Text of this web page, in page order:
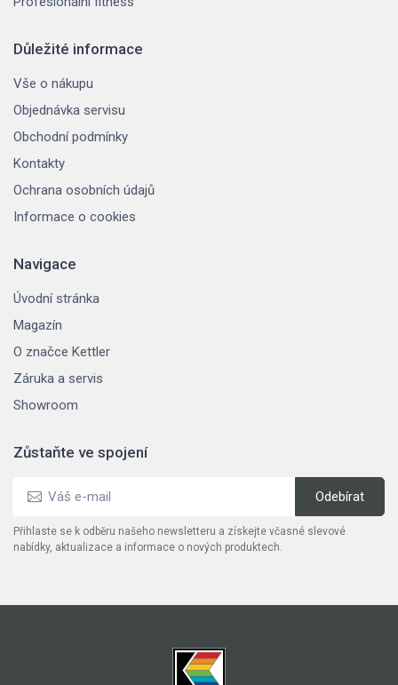
Důležité informace
Vše o nákupu
Objednávka servisu
Obchodní podmínky
Kontakty
Ochrana osobních údajů
Informace o cookies
Navigace
Úvodní stránka
Magazín
O značce Kettler
Záruka a servis
Showroom
Zůstaňte ve spojení
Přihlaste se k odběru našeho newsletteru a získejte včasné slevové
nabídky, aktualizace a informace o nových produktech.